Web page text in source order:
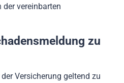
vereinbarten
zu
Versicherung geltend zu